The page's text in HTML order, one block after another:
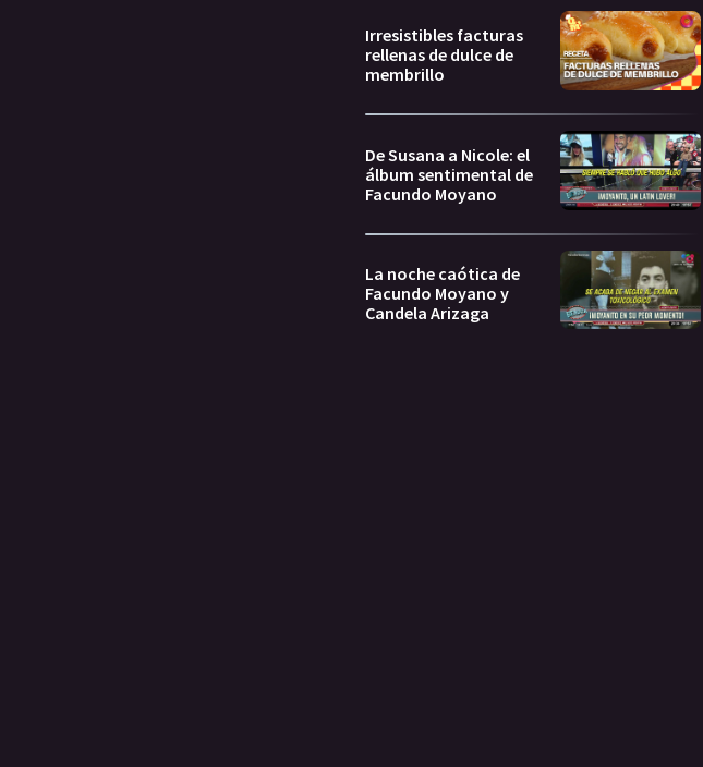
Irresistibles facturas
rellenas de dulce de
membrillo
De Susana a Nicole: el
álbum sentimental de
Facundo Moyano
La noche caótica de
Facundo Moyano y
Candela Arizaga